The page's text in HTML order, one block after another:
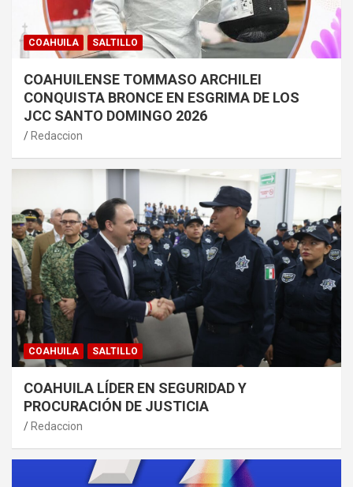
COAHUILA SALTILLO
COAHUILENSE TOMMASO ARCHILEI
CONQUISTA BRONCE EN ESGRIMA DE LOS
JCC SANTO DOMINGO 2026
Redaccion
COAHUILA SALTILLO
COAHUILA LÍDER EN SEGURIDAD Y
PROCURACIÓN DE JUSTICIA
Redaccion